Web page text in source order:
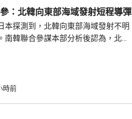
原則，但並未明確表示日本將繼續堅
則。 高市在儀式結束後的記者會亦拒
「安保三文件」時是否堅持...
：北韓向東部海域發射短程導彈
本探測到，北韓向東部海域發射不明
南韓聯合參謀本部分析後認為，北韓
第10次。美國與南韓今個月將舉行戰
時前